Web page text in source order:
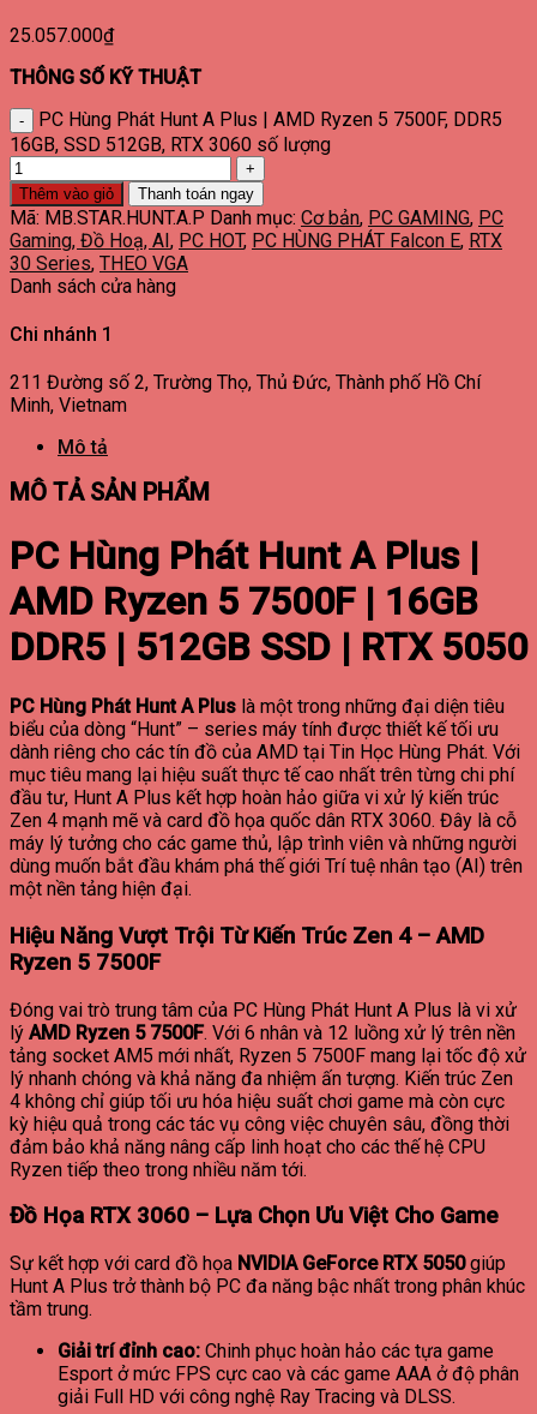
25.057.000₫
THÔNG SỐ KỸ THUẬT
PC Hùng Phát Hunt A Plus | AMD Ryzen 5 7500F, DDR5
16GB, SSD 512GB, RTX 3060 số lượng
Thêm vào giỏ Thanh toán ngay
Mã: MB.STAR.HUNT.A.P Danh mục: Cơ bản, PC GAMING, PC
Gaming, Đồ Hoạ, AI, PC HOT, PC HÙNG PHÁT Falcon E, RTX
30 Series, THEO VGA
Danh sách cửa hàng
Chi nhánh 1
211 Đường số 2, Trường Thọ, Thủ Đức, Thành phố Hồ Chí
Minh, Vietnam
Mô tả
MÔ TẢ SẢN PHẨM
PC Hùng Phát Hunt A Plus |
AMD Ryzen 5 7500F | 16GB
DDR5 | 512GB SSD | RTX 5050
PC Hùng Phát Hunt A Plus là một trong những đại diện tiêu
biểu của dòng “Hunt” – series máy tính được thiết kế tối ưu
dành riêng cho các tín đồ của AMD tại Tin Học Hùng Phát. Với
mục tiêu mang lại hiệu suất thực tế cao nhất trên từng chi phí
đầu tư, Hunt A Plus kết hợp hoàn hảo giữa vi xử lý kiến trúc
Zen 4 mạnh mẽ và card đồ họa quốc dân RTX 3060. Đây là cỗ
máy lý tưởng cho các game thủ, lập trình viên và những người
dùng muốn bắt đầu khám phá thế giới Trí tuệ nhân tạo (AI) trên
một nền tảng hiện đại.
Hiệu Năng Vượt Trội Từ Kiến Trúc Zen 4 – AMD
Ryzen 5 7500F
Đóng vai trò trung tâm của PC Hùng Phát Hunt A Plus là vi xử
lý AMD Ryzen 5 7500F. Với 6 nhân và 12 luồng xử lý trên nền
tảng socket AM5 mới nhất, Ryzen 5 7500F mang lại tốc độ xử
lý nhanh chóng và khả năng đa nhiệm ấn tượng. Kiến trúc Zen
4 không chỉ giúp tối ưu hóa hiệu suất chơi game mà còn cực
kỳ hiệu quả trong các tác vụ công việc chuyên sâu, đồng thời
đảm bảo khả năng nâng cấp linh hoạt cho các thế hệ CPU
Ryzen tiếp theo trong nhiều năm tới.
Đồ Họa RTX 3060 – Lựa Chọn Ưu Việt Cho Game
Sự kết hợp với card đồ họa NVIDIA GeForce RTX 5050giúp
Hunt A Plus trở thành bộ PC đa năng bậc nhất trong phân khúc
tầm trung.
Giải trí đỉnh cao: Chinh phục hoàn hảo các tựa game
Esport ở mức FPS cực cao và các game AAA ở độ phân
giải Full HD với công nghệ Ray Tracing và DLSS.